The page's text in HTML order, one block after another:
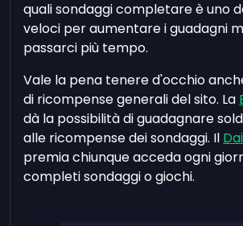
quali sondaggi completare è uno
veloci per aumentare i guadagni
passarci più tempo.
Vale la pena tenere d'occhio
di ricompense generali del sito. La
dà la possibilità di guadagnare
alle ricompense dei sondaggi. Il
premia chiunque acceda ogni
completi sondaggi o giochi.